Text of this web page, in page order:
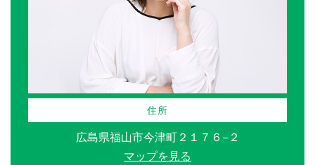
住所
広島県福山市今津町２１７６−２
マップを見る